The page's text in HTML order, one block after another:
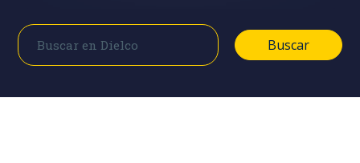
Buscar
Buscar